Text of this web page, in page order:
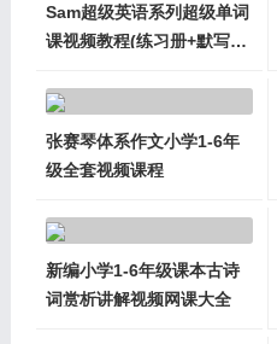
Sam超级英语系列超级单词
课视频教程(练习册+默写
张赛琴体系作文小学1-6年
级全套视频课程
新编小学1-6年级课本古诗
词赏析讲解视频网课大全